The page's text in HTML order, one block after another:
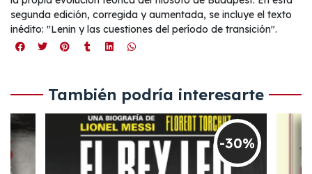
segunda edición, corregida y aumentada, se incluye el texto
inédito: "Lenin y las cuestiones del período de transición".
También podría interesarte
-30%